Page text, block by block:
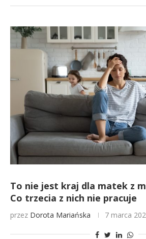
To nie jest kraj dla matek z
Co trzecia z nich nie pracuje
przez Dorota Mariańska 7 marca